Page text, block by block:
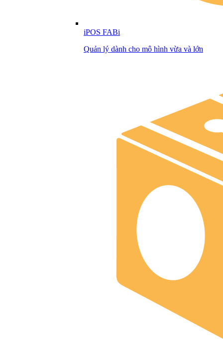
iPOS FABi
Quản lý dành cho mô hình vừa và lớn